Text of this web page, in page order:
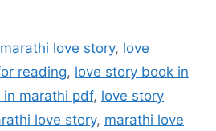
love story, love
reading, love story book in
in marathi pdf, love story
love story, marathi love